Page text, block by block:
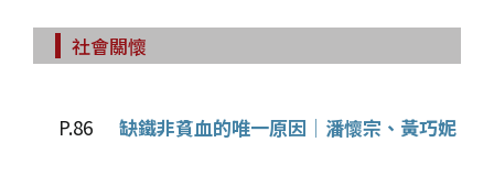
社會關懷
P.86 缺鐵非貧血的唯一原因│潘懷宗、黃巧妮